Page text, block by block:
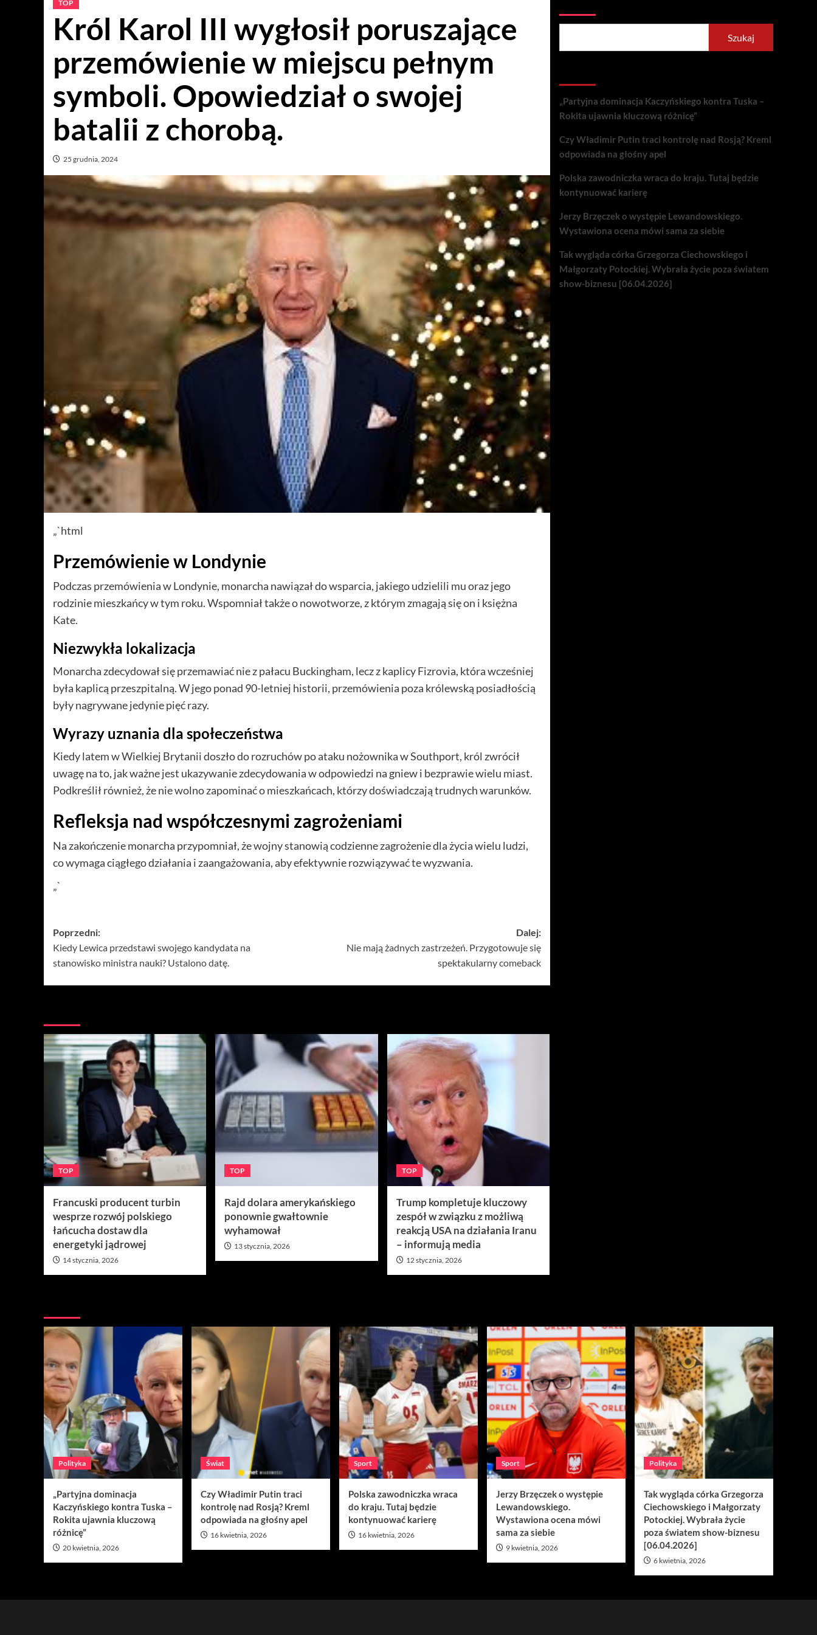
TOP
Król Karol III wygłosił poruszające
przemówienie w miejscu pełnym
symboli. Opowiedział o swojej
batalii z chorobą.
25 grudnia, 2024
„`html
Przemówienie w Londynie
Podczas przemówienia w Londynie, monarcha nawiązał do wsparcia, jakiego udzielili mu oraz jego
rodzinie mieszkańcy w tym roku. Wspomniał także o nowotworze, z którym zmagają się on i księżna
Kate.
Niezwykła lokalizacja
Monarcha zdecydował się przemawiać nie z pałacu Buckingham, lecz z kaplicy Fizrovia, która wcześniej
była kaplicą przeszpitalną. W jego ponad 90-letniej historii, przemówienia poza królewską posiadłością
były nagrywane jedynie pięć razy.
Wyrazy uznania dla społeczeństwa
Kiedy latem w Wielkiej Brytanii doszło do rozruchów po ataku nożownika w Southport, król zwrócił
uwagę na to, jak ważne jest ukazywanie zdecydowania w odpowiedzi na gniew i bezprawie wielu miast.
Podkreślił również, że nie wolno zapominać o mieszkańcach, którzy doświadczają trudnych warunków.
Refleksja nad współczesnymi zagrożeniami
Na zakończenie monarcha przypomniał, że wojny stanowią codzienne zagrożenie dla życia wielu ludzi,
co wymaga ciągłego działania i zaangażowania, aby efektywnie rozwiązywać te wyzwania.
„`
Zobacz
wpisy
Poprzedni:
Kiedy Lewica przedstawi swojego kandydata na
stanowisko ministra nauki? Ustalono datę.
Dalej:
Nie mają żadnych zastrzeżeń. Przygotowuje się
spektakularny comeback
TOP
Francuski producent turbin
wesprze rozwój polskiego
łańcucha dostaw dla
energetyki jądrowej
14 stycznia, 2026
TOP
Rajd dolara amerykańskiego
ponownie gwałtownie
wyhamował
13 stycznia, 2026
TOP
Trump kompletuje kluczowy
zespół w związku z możliwą
reakcją USA na działania Iranu
– informują media
12 stycznia, 2026
Szukaj
„Partyjna dominacja Kaczyńskiego kontra Tuska –
Rokita ujawnia kluczową różnicę”
Czy Władimir Putin traci kontrolę nad Rosją? Kreml
odpowiada na głośny apel
Polska zawodniczka wraca do kraju. Tutaj będzie
kontynuować karierę
Jerzy Brzęczek o występie Lewandowskiego.
Wystawiona ocena mówi sama za siebie
Tak wygląda córka Grzegorza Ciechowskiego i
Małgorzaty Potockiej. Wybrała życie poza światem
show-biznesu [06.04.2026]
Polityka
„Partyjna dominacja
Kaczyńskiego kontra Tuska –
Rokita ujawnia kluczową
różnicę”
20 kwietnia, 2026
Świat
Czy Władimir Putin traci
kontrolę nad Rosją? Kreml
odpowiada na głośny apel
16 kwietnia, 2026
Sport
Polska zawodniczka wraca
do kraju. Tutaj będzie
kontynuować karierę
16 kwietnia, 2026
Sport
Jerzy Brzęczek o występie
Lewandowskiego.
Wystawiona ocena mówi
sama za siebie
9 kwietnia, 2026
Polityka
Tak wygląda córka Grzegorza
Ciechowskiego i Małgorzaty
Potockiej. Wybrała życie
poza światem show-biznesu
[06.04.2026]
6 kwietnia, 2026